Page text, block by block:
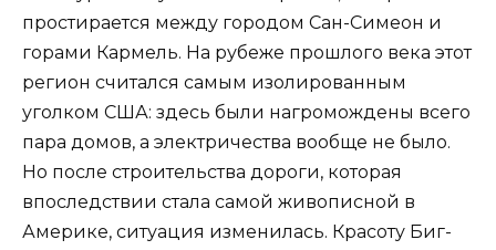
простирается между городом Сан-Симеон и
горами Кармель. На рубеже прошлого века этот
регион считался самым изолированным
уголком США: здесь были нагромождены всего
пара домов, а электричества вообще не было.
Но после строительства дороги, которая
впоследствии стала самой живописной в
Америке, ситуация изменилась. Красоту Биг-